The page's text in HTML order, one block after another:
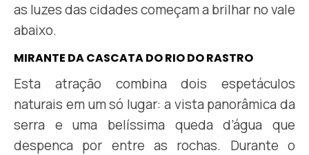
as luzes das cidades começam a brilhar no vale
abaixo.
MIRANTE DA CASCATA DO RIO DO RASTRO
Esta atração combina dois espetáculos
naturais em um só lugar: a vista panorâmica da
serra e uma belíssima queda d’água que
despenca por entre as rochas. Durante o